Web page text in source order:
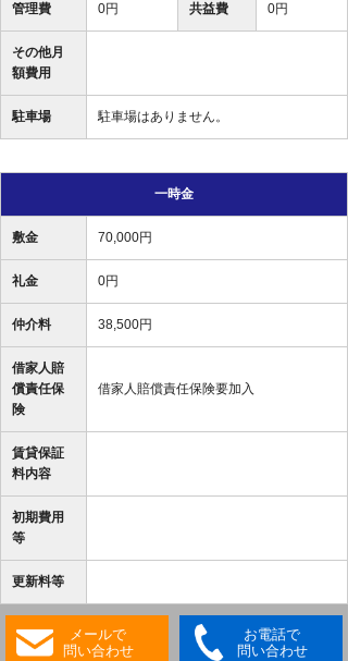
管理費 0円 共益費 0円
その他月
額費用
駐車場 駐車場はありません。
一時金
敷金 70,000円
礼金 0円
仲介料 38,500円
借家人賠
償責任保
険
借家人賠償責任保険要加入
賃貸保証
料内容
初期費用
等
更新料等
メールで
問い合わせ
お電話で
問い合わせ